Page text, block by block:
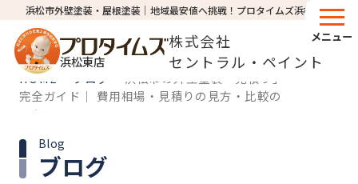
浜松市外壁塗装・屋根塗装│地域最安値へ挑戦！プロタイムズ浜松東店
浜松東店
株式会社
セントラル・ペイント
メニュー
HOME ブログ
浜松市の外壁塗装「見積り」
完全ガイド｜ 費用相場・見積りの見方・比較の
コツ
ブログ
Blog